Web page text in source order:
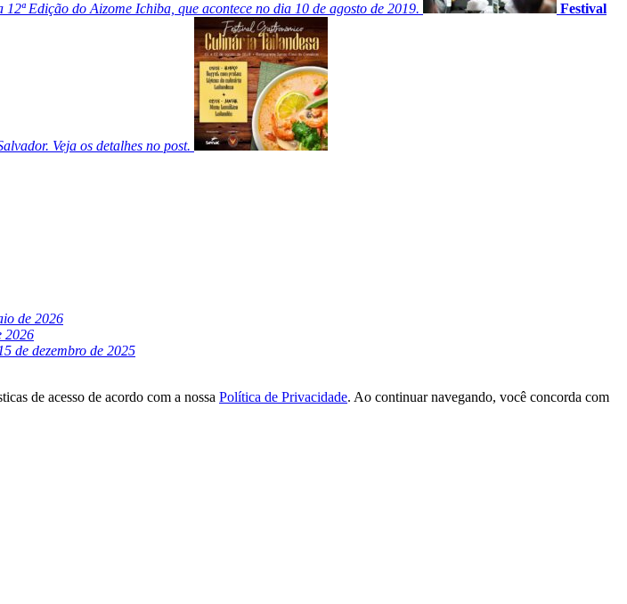
Edição do Aizome Ichiba, que acontece no dia 10 de agosto de 2019. Festival
Veja os detalhes no post.
de 2026
2026
de dezembro de 2025
de acesso de acordo com a nossa Política de Privacidade. Ao continuar navegando, você concorda com